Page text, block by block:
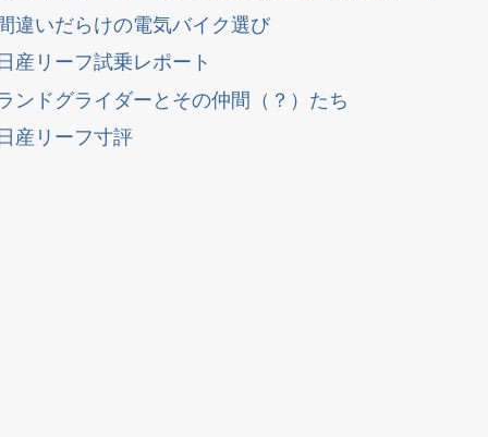
違いだらけの電気バイク選び
産リーフ試乗レポート
ンドグライダーとその仲間（？）たち
産リーフ寸評